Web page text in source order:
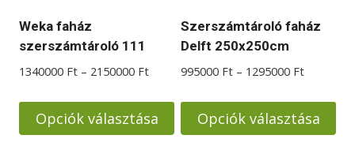
termékoldalon
választhatók
Weka faház
szerszámtároló 111
1340000 Ft – 2150000 FtÁrtartomány:
-
2150000 Ft
Opciók választása
Szerszámtároló faház
Delft 250x250cm
995000 Ft – 1295000 Ft
-
1295000
Opciók választása